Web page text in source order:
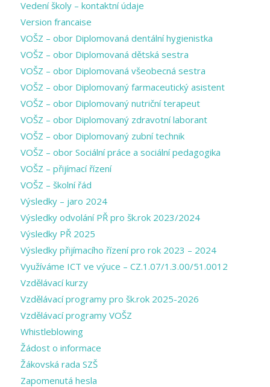
Vedení školy – kontaktní údaje
Version francaise
VOŠZ – obor Diplomovaná dentální hygienistka
VOŠZ – obor Diplomovaná dětská sestra
VOŠZ – obor Diplomovaná všeobecná sestra
VOŠZ – obor Diplomovaný farmaceutický asistent
VOŠZ – obor Diplomovaný nutriční terapeut
VOŠZ – obor Diplomovaný zdravotní laborant
VOŠZ – obor Diplomovaný zubní technik
VOŠZ – obor Sociální práce a sociální pedagogika
VOŠZ – přijímací řízení
VOŠZ – školní řád
Výsledky – jaro 2024
Výsledky odvolání PŘ pro šk.rok 2023/2024
Výsledky PŘ 2025
Výsledky přijímacího řízení pro rok 2023 – 2024
Využíváme ICT ve výuce – CZ.1.07/1.3.00/51.0012
Vzdělávací kurzy
Vzdělávací programy pro šk.rok 2025-2026
Vzdělávací programy VOŠZ
Whistleblowing
Žádost o informace
Žákovská rada SZŠ
Zapomenutá hesla